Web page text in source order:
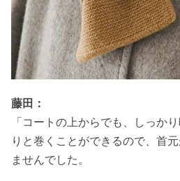
藤田：
「コートの上からでも、しっか
りと巻くことができるので、首
ませんでした。